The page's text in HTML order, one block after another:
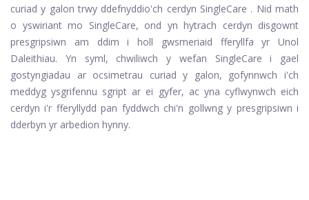
curiad y galon trwy ddefnyddio'ch cerdyn SingleCare . Nid math
o yswiriant mo SingleCare, ond yn hytrach cerdyn disgownt
presgripsiwn am ddim i holl gwsmeriaid fferyllfa yr Unol
Daleithiau. Yn syml, chwiliwch y wefan SingleCare i gael
gostyngiadau ar ocsimetrau curiad y galon, gofynnwch i'ch
meddyg ysgrifennu sgript ar ei gyfer, ac yna cyflwynwch eich
cerdyn i'r fferyllydd pan fyddwch chi'n gollwng y presgripsiwn i
dderbyn yr arbedion hynny.